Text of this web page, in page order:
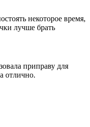
некоторое время,
лучше брать
приправу для
отлично.